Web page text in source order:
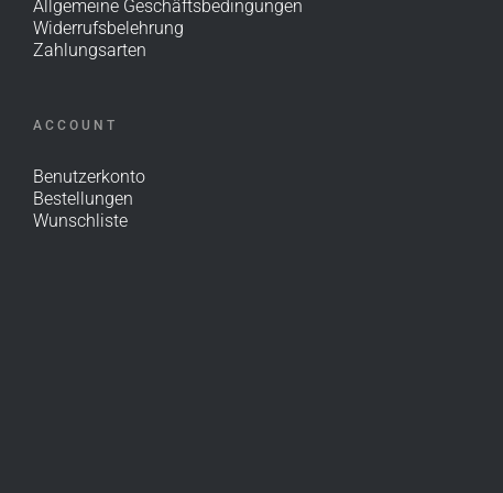
Allgemeine Geschäftsbedingungen
Widerrufsbelehrung
Zahlungsarten
ACCOUNT
Benutzerkonto
Bestellungen
Wunschliste